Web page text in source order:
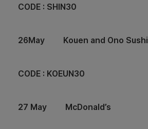
CODE : SHIN30
26May Kouen and Ono Sushi
CODE : KOEUN30
27 May McDonald’s